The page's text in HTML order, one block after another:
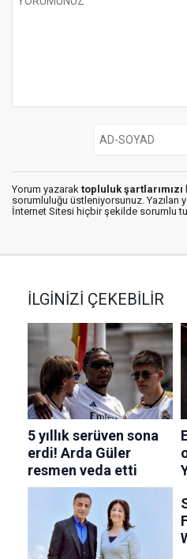
Yorum yazarak topluluk şartlarımızı
sorumluluğu üstleniyorsunuz. Yazılan
İnternet Sitesi hiçbir şekilde sorumlu